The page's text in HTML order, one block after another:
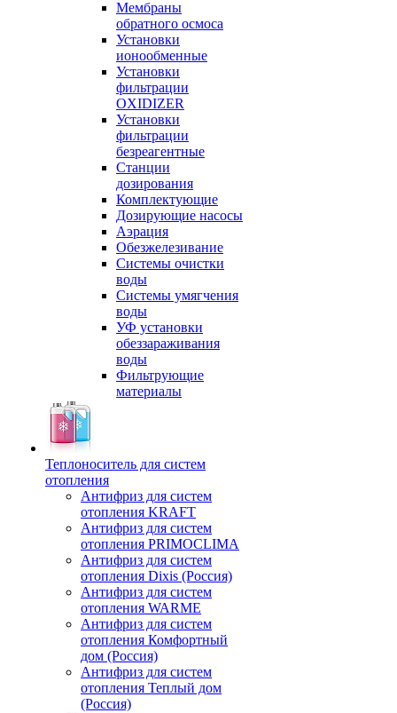
Мембраны
обратного осмоса
Установки
ионообменные
Установки
фильтрации
OXIDIZER
Установки
фильтрации
безреагентные
Станции
дозирования
Комплектующие
Дозирующие насосы
Аэрация
Обезжелезивание
Системы очистки
воды
Системы умягчения
воды
УФ установки
обеззараживания
воды
Фильтрующие
материалы
Теплоноситель для систем
отопления
Антифриз для систем
отопления KRAFT
Антифриз для систем
отопления PRIMOCLIMA
Антифриз для систем
отопления Dixis (Россия)
Антифриз для систем
отопления WARME
Антифриз для систем
отопления Комфортный
дом (Россия)
Антифриз для систем
отопления Теплый дом
(Россия)